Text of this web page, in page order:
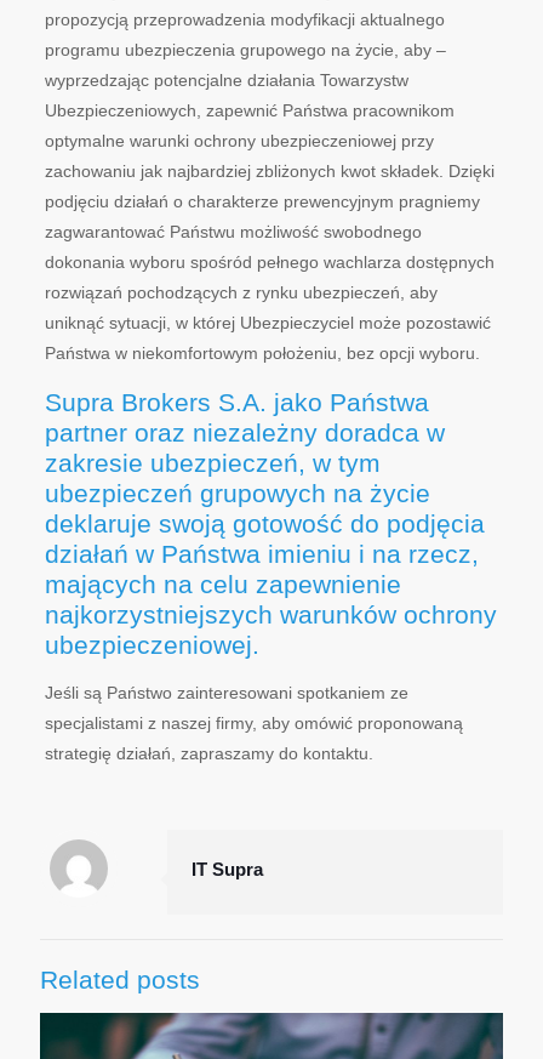
propozycją przeprowadzenia modyfikacji aktualnego
programu ubezpieczenia grupowego na życie, aby –
wyprzedzając potencjalne działania Towarzystw
Ubezpieczeniowych, zapewnić Państwa pracownikom
optymalne warunki ochrony ubezpieczeniowej przy
zachowaniu jak najbardziej zbliżonych kwot składek. Dzięki
podjęciu działań o charakterze prewencyjnym pragniemy
zagwarantować Państwu możliwość swobodnego
dokonania wyboru spośród pełnego wachlarza dostępnych
rozwiązań pochodzących z rynku ubezpieczeń, aby
uniknąć sytuacji, w której Ubezpieczyciel może pozostawić
Państwa w niekomfortowym położeniu, bez opcji wyboru.
Supra Brokers S.A. jako Państwa
partner oraz niezależny doradca w
zakresie ubezpieczeń, w tym
ubezpieczeń grupowych na życie
deklaruje swoją gotowość do podjęcia
działań w Państwa imieniu i na rzecz,
mających na celu zapewnienie
najkorzystniejszych warunków ochrony
ubezpieczeniowej.
Jeśli są Państwo zainteresowani spotkaniem ze
specjalistami z naszej firmy, aby omówić proponowaną
strategię działań, zapraszamy do kontaktu.
IT Supra
Related posts